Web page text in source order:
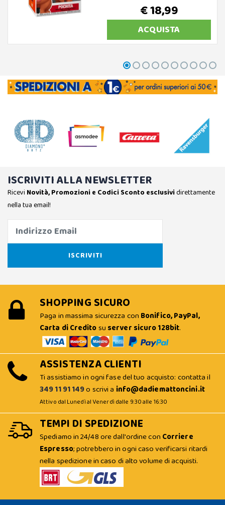
€ 18,99
ACQUISTA
ISCRIVITI ALLA NEWSLETTER
Ricevi Novità, Promozioni e Codici Sconto esclusividirettamente
nella tua email!
SHOPPING SICURO
Paga in massima sicurezza con Bonifico, PayPal,
Carta di Creditosu server sicuro 128bit.
ASSISTENZA CLIENTI
Ti assistiamo in ogni fase del tuo acquisto: contatta il
349 11 91 149o scrivi a info@dadiemattoncini.it
Attivo dal Lunedì al Venerdì dalle 9:30 alle 16:30
TEMPI DI SPEDIZIONE
Spediamo in 24/48 ore dall'ordine con Corriere
Espresso; potrebbero in ogni caso verificarsi ritardi
nella spedizione in caso di alto volume di acquisti.